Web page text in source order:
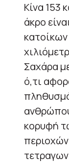
Κίνα 153
άκρο
Σαχάρα
ό,τι
κορυφή